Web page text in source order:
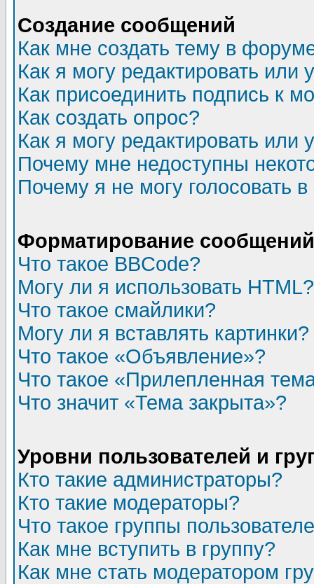
Создание сообщений
Как мне создать тему в
Как я могу редактировать или
Как присоединить подпись к
Как создать опрос?
Как я могу редактировать или
Почему мне недоступны
Почему я не могу голосовать
Форматирование
Что такое BBCode?
Могу ли я использовать HTML?
Что такое смайлики?
Могу ли я вставлять картинки?
Что такое «Объявление»?
Что такое «Прилепленная
Что значит «Тема закрыта»?
Уровни пользователей и
Кто такие администраторы?
Кто такие модераторы?
Что такое группы
Как мне вступить в группу?
Как мне стать модератором